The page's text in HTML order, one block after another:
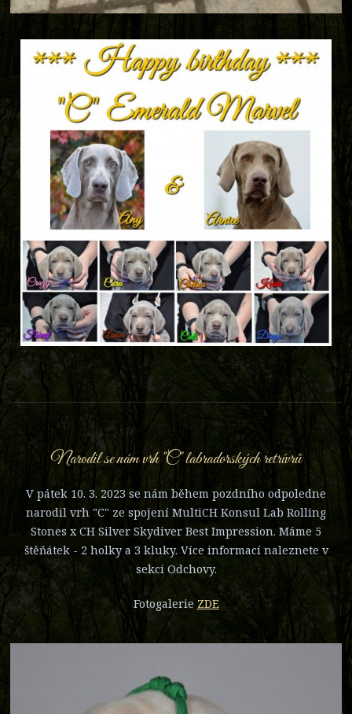
Narodil se nám vrh "C" labradorských retrívrů
V pátek 10. 3. 2023 se nám během pozdního odpoledne
narodil vrh "C" ze spojení MultiCH Konsul Lab Rolling
Stones x CH Silver Skydiver Best Impression. Máme 5
štěňátek - 2 holky a 3 kluky. Více informací naleznete v
sekci Odchovy.
Fotogalerie ZDE